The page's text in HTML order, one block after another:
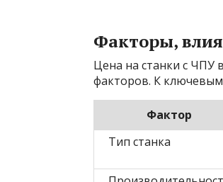
Факторы,
Цена на станки с ЧПУ
факторов. К ключевым
Фактор
Тип станка